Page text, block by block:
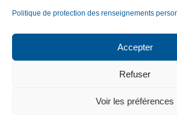
Politique de protection des renseignements
Accepter
Refuser
Voir les préférences
Inscription à
Réseau de coopération des
Tous droits réservés